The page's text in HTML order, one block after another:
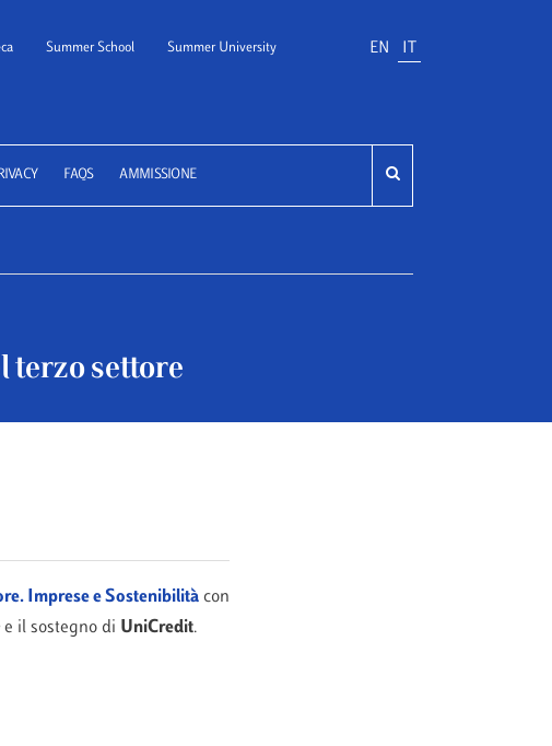
Summer School Summer University EN
FAQS AMMISSIONE
terzo settore
Imprese e Sostenibilitàcon
e il sostegno di UniCredit.